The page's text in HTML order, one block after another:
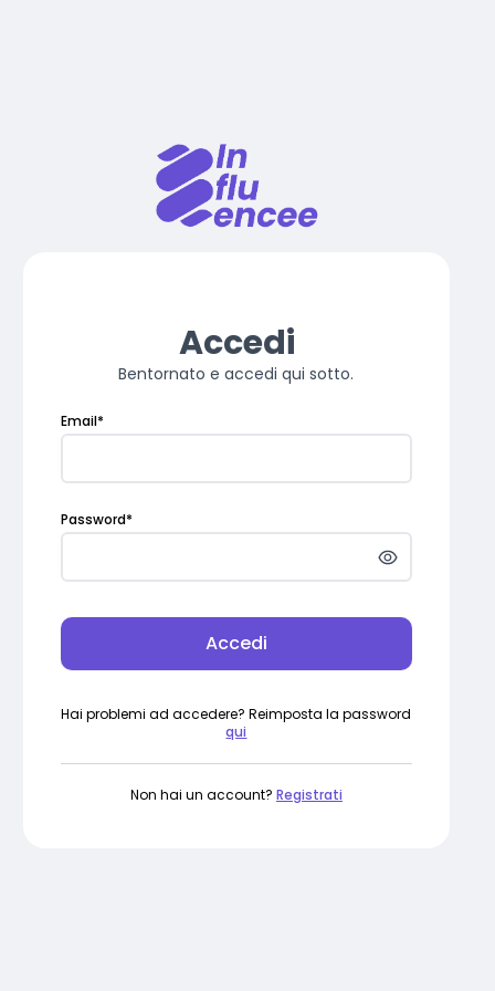
Accedi
Bentornato e accedi qui sotto.
Email*
Password*
Accedi
Hai problemi ad accedere? Reimposta la password
qui
Non hai un account? Registrati